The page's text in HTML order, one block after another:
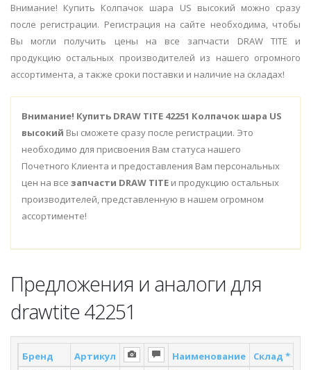
Внимание! Купить Колпачок шара US высокий можно сразу
после регистрации. Регистрация на сайте необходима, чтобы
Вы могли получить цены на все запчасти DRAW TITE и
продукцию остальных производителей из нашего огромного
ассортимента, а также сроки поставки и наличие на складах!
Внимание! Купить DRAW TITE 42251 Колпачок шара US
высокий Вы сможете сразу после регистрации. Это
необходимо для присвоения Вам статуса нашего
Почетного Клиента и предоставления Вам персональных
цен на все запчасти DRAW TITE и продукцию остальных
производителей, представленную в нашем огромном
ассортименте!
Предложения и аналоги для
drawtite 42251
Бренд Артикул Наименование Склад *